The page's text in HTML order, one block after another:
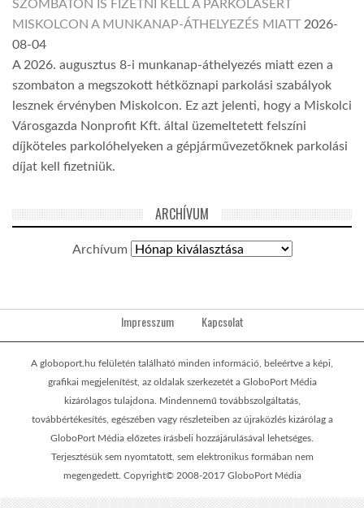
SZOMBATON IS FIZETNI KELL A PARKOLÁSÉRT
MISKOLCON A MUNKANAP-ÁTHELYEZÉS MIATT 2026-
08-04
A 2026. augusztus 8-i munkanap-áthelyezés miatt ezen a
szombaton a megszokott hétköznapi parkolási szabályok
lesznek érvényben Miskolcon. Ez azt jelenti, hogy a Miskolci
Városgazda Nonprofit Kft. által üzemeltetett felszíni
díjköteles parkolóhelyeken a gépjárművezetőknek parkolási
díjat kell fizetniük.
ARCHÍVUM
Archívum
Impresszum Kapcsolat
A globoport.hu felületén található minden információ, beleértve a képi,
grafikai megjelenítést, az oldalak szerkezetét a GloboPort Média
kizárólagos tulajdona. Mindennemű továbbszolgáltatás,
továbbértékesítés, egészében vagy részleteiben az újraközlés kizárólag a
GloboPort Média előzetes írásbeli hozzájárulásával lehetséges.
Terjesztésük sem nyomtatott, sem elektronikus formában nem
megengedett. Copyright© 2008-2017 GloboPort Média